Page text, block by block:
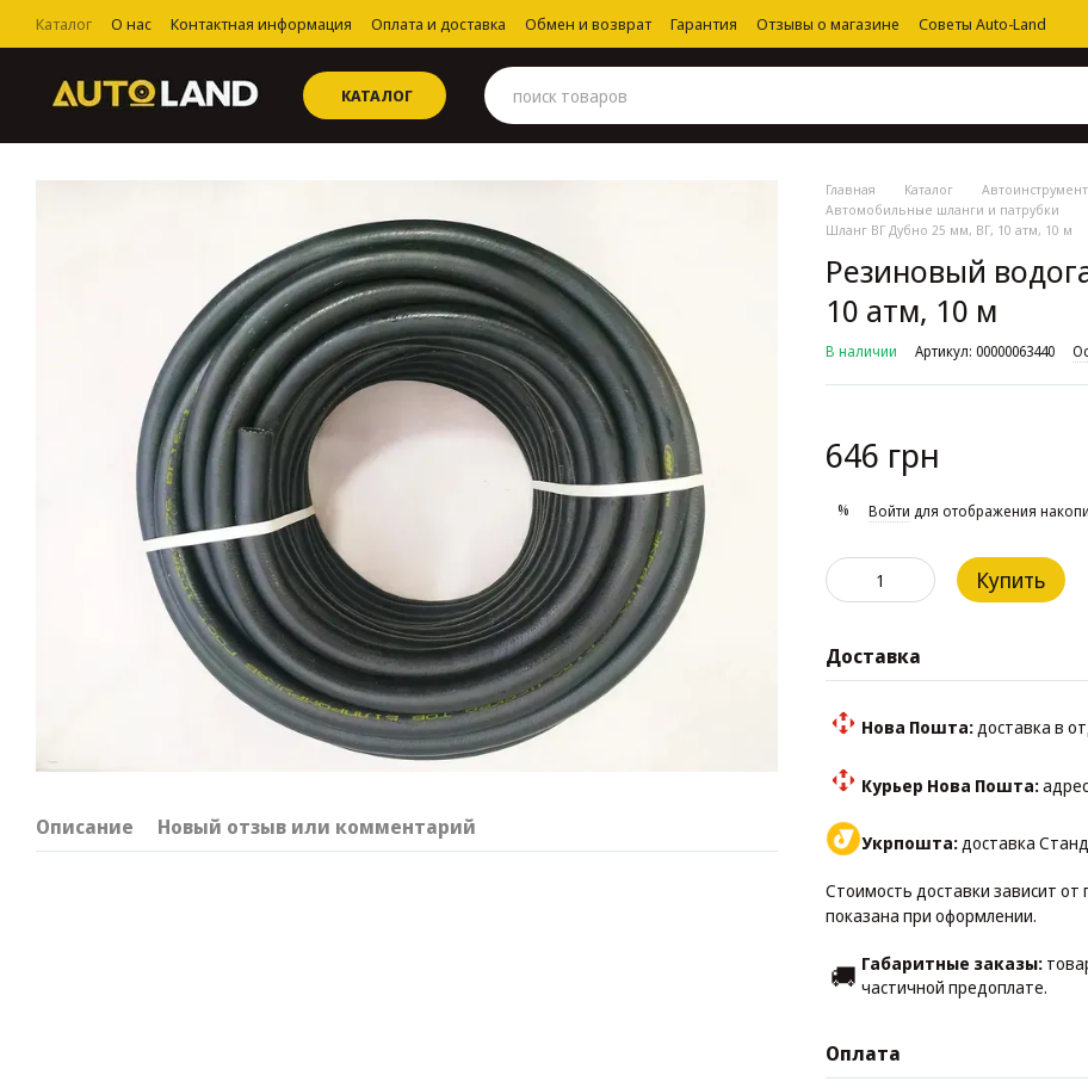
Перейти к основному контенту
Каталог О нас Контактная информация Оплата и доставка Обмен и возврат Гарантия Отзывы о магазине
Советы Auto-Land
Пользовательское соглашение
КАТАЛОГ
Описание Новый отзыв или комментарий
Главная Каталог
Автомобильные шланги и патрубки
Шланг ВГ Дубно 25 мм, ВГ, 10 атм, 10 м
Резиновый
10 атм, 10 м
В наличии Артикул: 00000063440
646 грн
% Войти для отображения
Купить
Доставка
Нова Пошта:доставка в
Курьер Нова Пошта:
Укрпошта:доставка
Стоимость доставки зависит от
показана при оформлении.
🚚 Габаритные заказы:
частичной предоплате.
Оплата